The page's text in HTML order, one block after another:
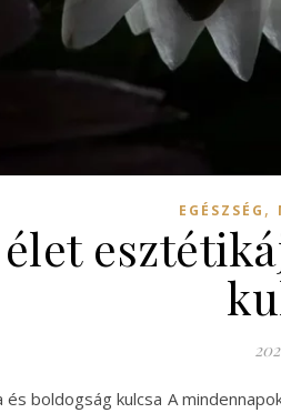
EGÉSZSÉG ,
boldogság kulcsa A